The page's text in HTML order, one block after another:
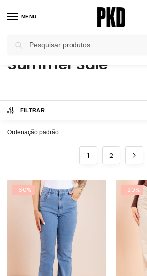
MENU
Início / Summer Sale
Summer Sale
FILTRAR
1 2
-60% -20%